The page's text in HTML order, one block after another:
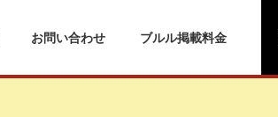
お問い合わせ ブルル掲載料金